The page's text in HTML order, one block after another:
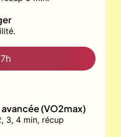
(VO2max)
3, 4 min, récup